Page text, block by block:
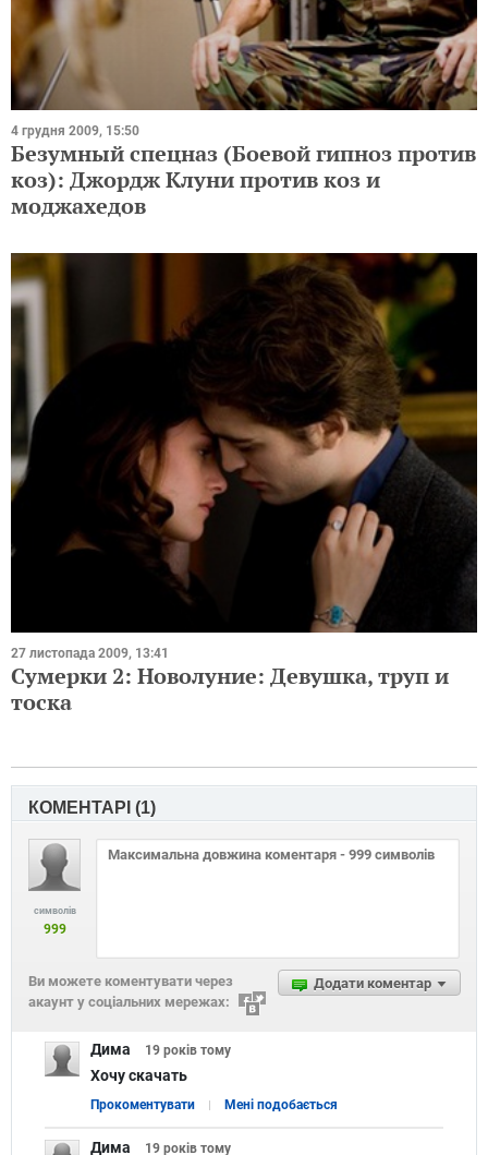
4 грудня 2009, 15:50
Безумный спецназ (Боевой гипноз против
коз): Джордж Клуни против коз и
моджахедов
27 листопада 2009, 13:41
Сумерки 2: Новолуние: Девушка, труп и
тоска
КОМЕНТАРІ (1)
символів
999
Додати коментар
Ви можете коментувати через
акаунт у соціальних мережах:
Дима 19 років тому
Хочу скачать
Прокоментувати Мені подобається
Дима 19 років тому